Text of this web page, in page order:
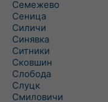
Семежево
Сеница
Силичи
Синявка
Ситники
Сковшин
Слобода
Слуцк
Смиловичи